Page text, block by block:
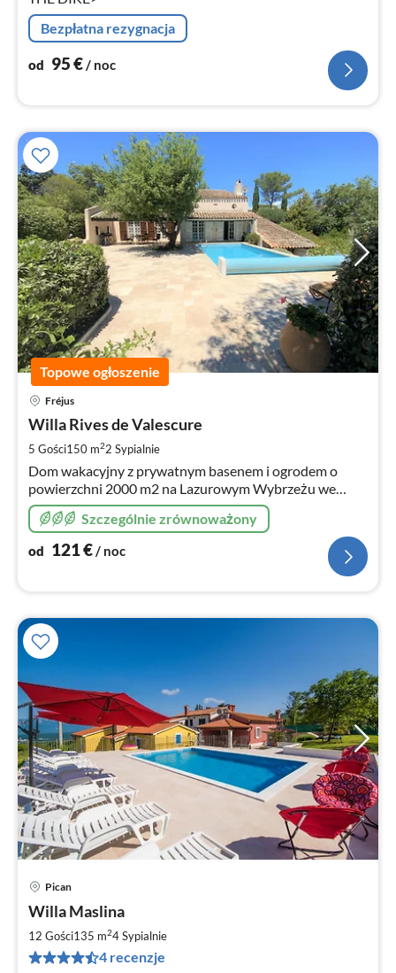
Bezpłatna rezygnacja
od 95€/ noc
Topowe ogłoszenie
Fréjus
Willa Rives de Valescure
5 Gości150 m22 Sypialnie
Dom wakacyjny z prywatnym basenem i ogrodem o
powierzchni 2000 m2 na Lazurowym Wybrzeżu we
Fréjus / St Raphael
Szczególnie zrównoważony
od 121€/ noc
Pican
Willa Maslina
12 Gości135 m24Sypialnie
4 recenzje